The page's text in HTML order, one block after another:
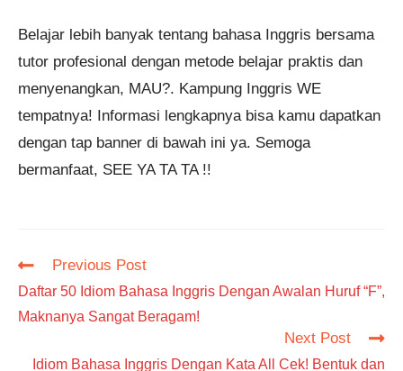
Belajar lebih banyak tentang bahasa Inggris bersama
tutor profesional dengan metode belajar praktis dan
menyenangkan, MAU?. Kampung Inggris WE
tempatnya! Informasi lengkapnya bisa kamu dapatkan
dengan tap banner di bawah ini ya. Semoga
bermanfaat, SEE YA TA TA !!
Read
articles
Previous Post
Daftar 50 Idiom Bahasa Inggris Dengan Awalan Huruf “F”,
Maknanya Sangat Beragam!
Next Post
Idiom Bahasa Inggris Dengan Kata All Cek! Bentuk dan